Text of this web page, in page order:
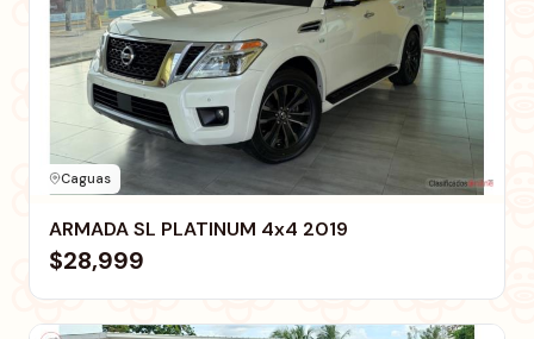
Caguas
ARMADA SL PLATINUM 4x4 2019
$28,999